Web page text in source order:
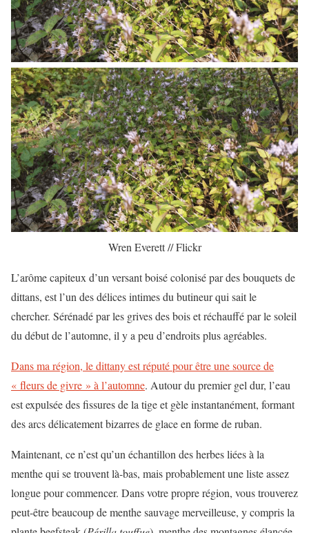
Wren Everett // Flickr
L’arôme capiteux d’un versant boisé colonisé par des bouquets de
dittans, est l’un des délices intimes du butineur qui sait le
chercher. Sérénadé par les grives des bois et réchauffé par le soleil
du début de l’automne, il y a peu d’endroits plus agréables.
Dans ma région, le dittany est réputé pour être une source de
« fleurs de givre » à l’automne. Autour du premier gel dur, l’eau
est expulsée des fissures de la tige et gèle instantanément, formant
des arcs délicatement bizarres de glace en forme de ruban.
Maintenant, ce n’est qu’un échantillon des herbes liées à la
menthe qui se trouvent là-bas, mais probablement une liste assez
longue pour commencer. Dans votre propre région, vous trouverez
peut-être beaucoup de menthe sauvage merveilleuse, y compris la